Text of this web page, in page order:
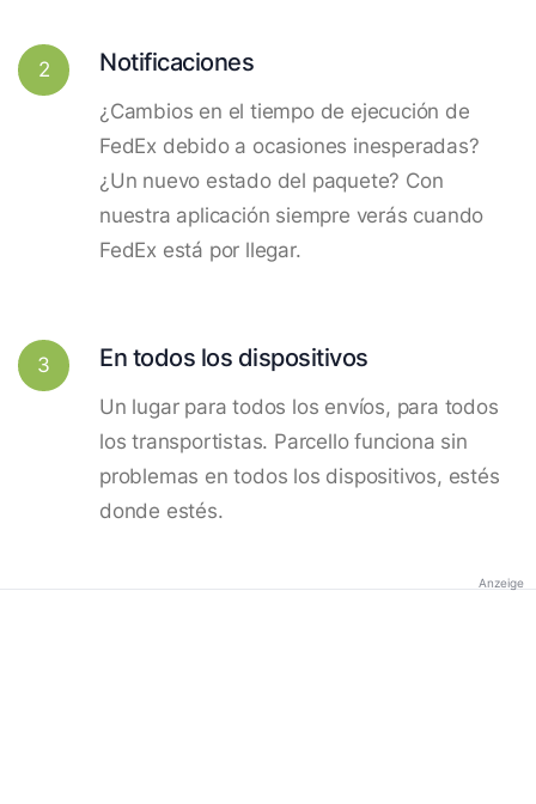
2 Notificaciones
¿Cambios en el tiempo de ejecución de
FedEx debido a ocasiones inesperadas?
¿Un nuevo estado del paquete? Con
nuestra aplicación siempre verás cuando
FedEx está por llegar.
3 En todos los dispositivos
Un lugar para todos los envíos, para todos
los transportistas. Parcello funciona sin
problemas en todos los dispositivos, estés
donde estés.
Anzeige